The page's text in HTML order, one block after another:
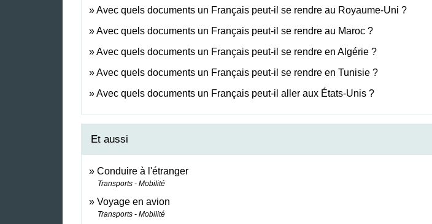
Avec quels documents un Français peut-il se rendre au Royaume-Uni ?
Avec quels documents un Français peut-il se rendre au Maroc ?
Avec quels documents un Français peut-il se rendre en Algérie ?
Avec quels documents un Français peut-il se rendre en Tunisie ?
Avec quels documents un Français peut-il aller aux États-Unis ?
Et aussi
Conduire à l'étranger
Transports - Mobilité
Voyage en avion
Transports - Mobilité